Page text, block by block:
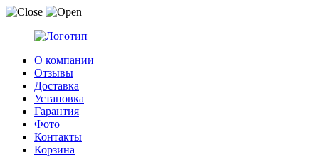
О компании
Отзывы
Доставка
Установка
Гарантия
Фото
Контакты
Корзина